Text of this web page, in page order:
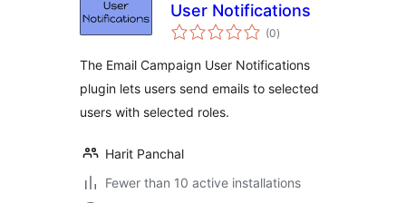
User Notifications
(0total
ratings
)
The Email Campaign User Notifications
plugin lets users send emails to selected
users with selected roles.
Harit Panchal
Fewer than 10 active installations